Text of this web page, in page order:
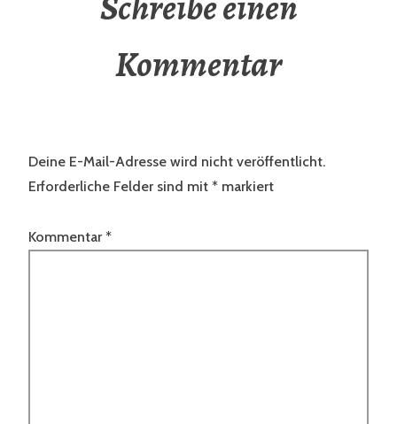
Kommentar
Deine E-Mail-Adresse wird nicht veröffentlicht.
Erforderliche Felder sind mit * markiert
Kommentar *